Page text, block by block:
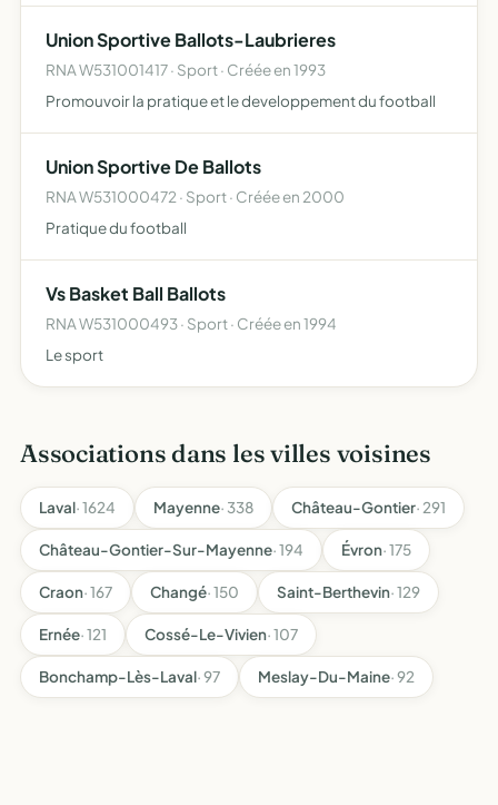
Union Sportive Ballots-Laubrieres
RNA W531001417 · Sport · Créée en 1993
Promouvoir la pratique et le developpement du football
Union Sportive De Ballots
RNA W531000472 · Sport · Créée en 2000
Pratique du football
Vs Basket Ball Ballots
RNA W531000493 · Sport · Créée en 1994
Le sport
Associations dans les villes voisines
Laval· 1624 Mayenne· 338 Château-Gontier· 291
Château-Gontier-Sur-Mayenne· 194 Évron· 175
Craon· 167 Changé· 150 Saint-Berthevin· 129
Ernée· 121 Cossé-Le-Vivien· 107
Bonchamp-Lès-Laval· 97 Meslay-Du-Maine· 92